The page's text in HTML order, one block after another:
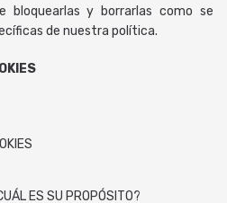
bloquearlas y borrarlas como se
de nuestra política.
ES SU PROPÓSITO?